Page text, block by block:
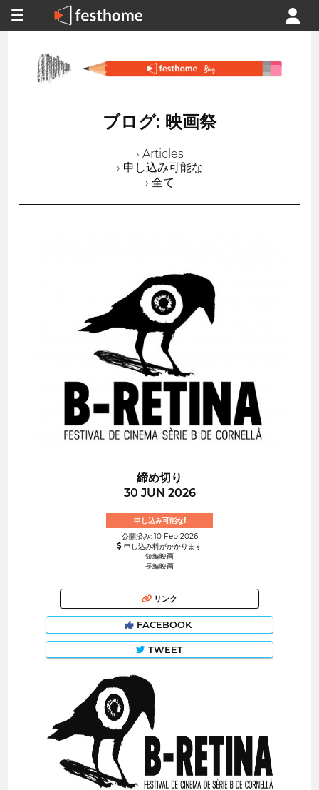
ブログ: 映画祭
› Articles
› 申し込み可能な
› 全て
締め切り
30 JUN 2026
申し込み可能な!
公開済み: 10 Feb 2026
申し込み料がかかります
短編映画
長編映画
リンク
FACEBOOK
TWEET